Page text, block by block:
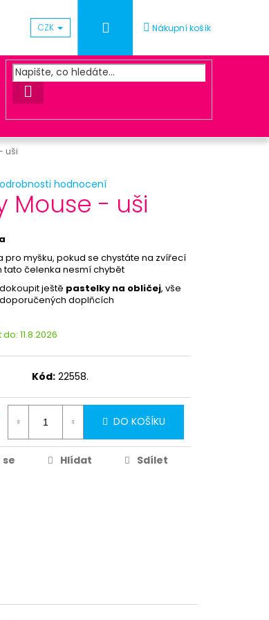
CZK PřihlášeníNákupní košík
HLEDAT
uši
hodnocení
Mouse - uši
pro myšku, pokud se chystáte na zvířecí
tato čelenka nesmí chybět
ještě pastelky na obličej, vše
doplňcích
do: 11.8.2026
Kód: 22558.
DO KOŠÍKU
Hlídat Sdílet